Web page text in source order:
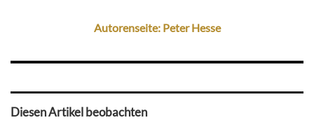
Autorenseite: Peter Hesse
Diesen Artikel beobachten